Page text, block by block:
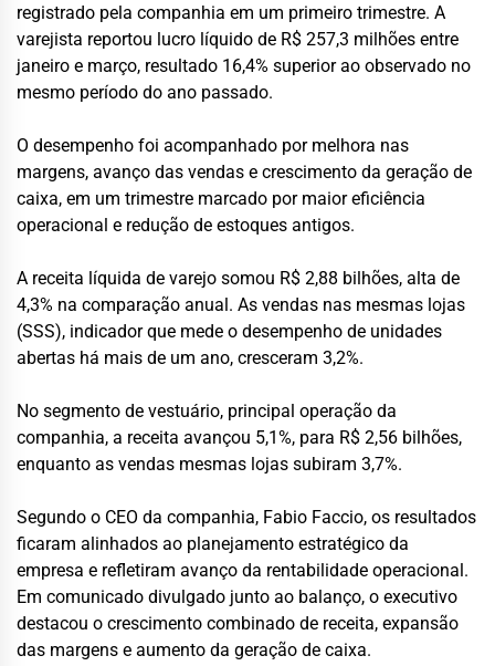
registrado pela companhia em um primeiro trimestre. A
varejista reportou lucro líquido de R$ 257,3 milhões entre
janeiro e março, resultado 16,4% superior ao observado no
mesmo período do ano passado.
O desempenho foi acompanhado por melhora nas
margens, avanço das vendas e crescimento da geração de
caixa, em um trimestre marcado por maior eficiência
operacional e redução de estoques antigos.
A receita líquida de varejo somou R$ 2,88 bilhões, alta de
4,3% na comparação anual. As vendas nas mesmas lojas
(SSS), indicador que mede o desempenho de unidades
abertas há mais de um ano, cresceram 3,2%.
No segmento de vestuário, principal operação da
companhia, a receita avançou 5,1%, para R$ 2,56 bilhões,
enquanto as vendas mesmas lojas subiram 3,7%.
Segundo o CEO da companhia, Fabio Faccio, os resultados
ficaram alinhados ao planejamento estratégico da
empresa e refletiram avanço da rentabilidade operacional.
Em comunicado divulgado junto ao balanço, o executivo
destacou o crescimento combinado de receita, expansão
das margens e aumento da geração de caixa.